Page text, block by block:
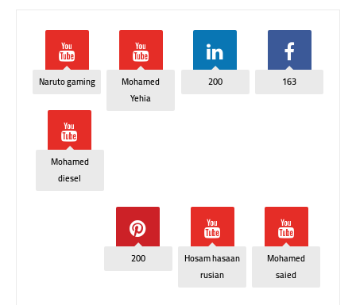
163
200
Mohamed
Yehia
Naruto gaming
Mohamed
diesel
Mohamed
saied
Hosam hasaan
rusian
200